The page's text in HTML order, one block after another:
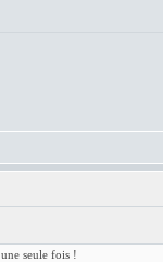
seule fois !